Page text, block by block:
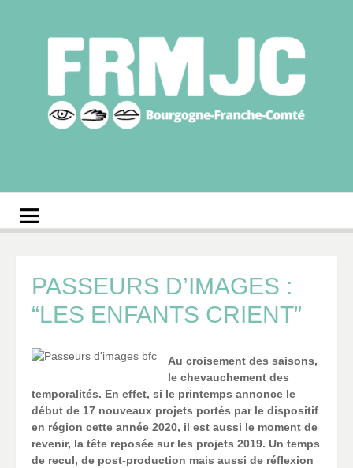
régionale des MJC
Bourgogne-Franche-
PASSEURS D’IMAGES :
“LES ENFANTS CRIENT”
Au croisement des saisons,
le chevauchement des
temporalités. En effet, si le printemps annonce le
début de 17 nouveaux projets portés par le dispositif
en région cette année 2020, il est aussi le moment de
revenir, la tête reposée sur les projets 2019. Un temps
de recul, de post-production mais aussi de réflexion